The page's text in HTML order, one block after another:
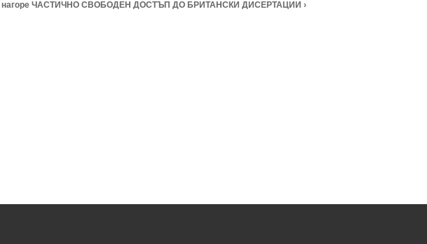
нагоре ЧАСТИЧНО СВОБОДЕН ДОСТЪП ДО БРИТАНСКИ ДИСЕРТАЦИИ ›